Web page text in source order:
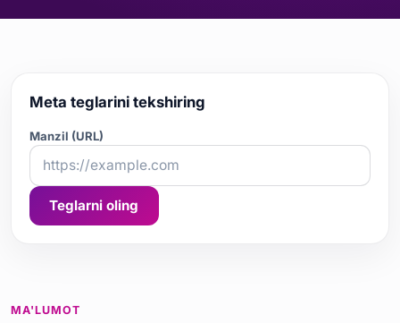
Meta teglarini tekshiring
Manzil (URL)
Teglarni oling
MA'LUMOT